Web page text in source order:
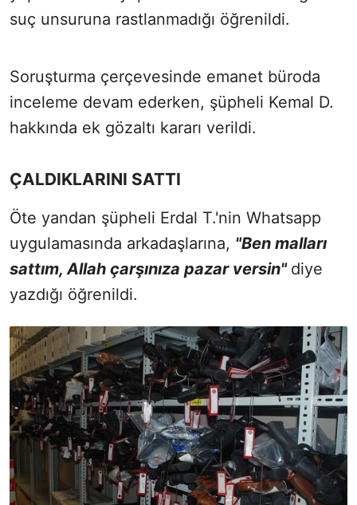
suç unsuruna rastlanmadığı öğrenildi.
Soruşturma çerçevesinde emanet büroda
inceleme devam ederken, şüpheli Kemal D.
hakkında ek gözaltı kararı verildi.
ÇALDIKLARINI SATTI
Öte yandan şüpheli Erdal T.'nin Whatsapp
uygulamasında arkadaşlarına, "Ben malları
sattım, Allah çarşınıza pazar versin" diye
yazdığı öğrenildi.